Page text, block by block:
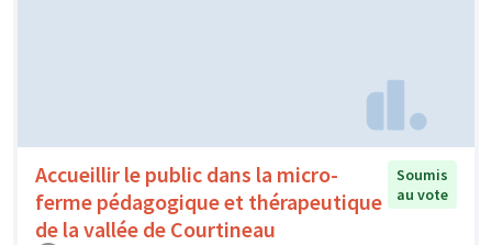
Accueillir le public dans la micro-
ferme pédagogique et thérapeutique
de la vallée de Courtineau
Soumis
au vote